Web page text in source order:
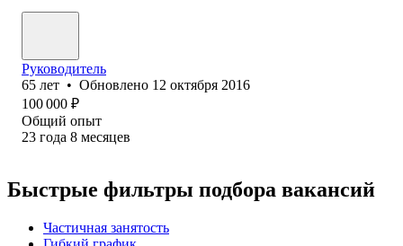
Руководитель
65 лет • Обновлено 12 октября 2016
100 000 ₽
Общий опыт
23 года 8 месяцев
Быстрые фильтры подбора вакансий
Частичная занятость